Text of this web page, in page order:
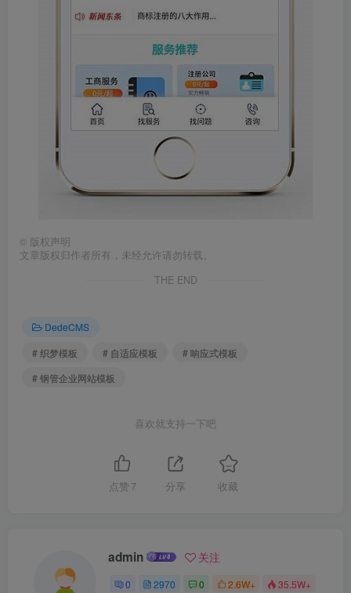
© 版权声明
文章版权归作者所有，未经允许请勿转载。
THE END
DedeCMS
# 织梦模板
# 自适应模板
# 响应式模板
# 钢管企业网站模板
喜欢就支持一下吧
点赞 7 分享 收藏
admin 关注
0 2970 0 2.6W+ 35.5W+